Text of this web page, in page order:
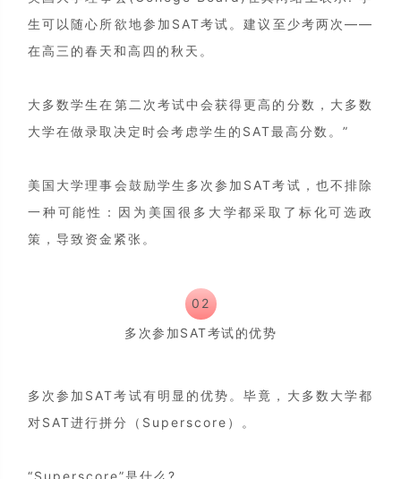
生可以随心所欲地参加SAT考试。建议至少考两次——
在高三的春天和高四的秋天。
大多数学生在第二次考试中会获得更高的分数，大多数
大学在做录取决定时会考虑学生的SAT最高分数。”
美国大学理事会鼓励学生多次参加SAT考试，也不排除
一种可能性：因为美国很多大学都采取了标化可选政
策，导致资金紧张。
02
多次参加SAT考试的优势
多次参加SAT考试有明显的优势。毕竟，大多数大学都
对SAT进行拼分（Superscore）。
“Superscore”是什么?